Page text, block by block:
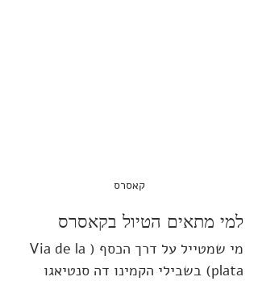
קאסרס
למי מתאים הטיול בקאסרס
מי שמטייל על דרך הכסף (Via de la
plata) בשבילי הקמינו דה סנטיאגו